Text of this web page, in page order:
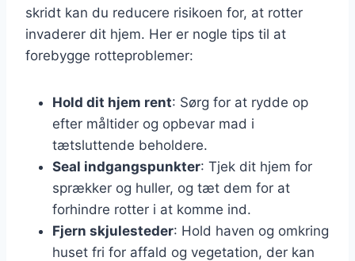
skridt kan du reducere risikoen for, at rotter
invaderer dit hjem. Her er nogle tips til at
forebygge rotteproblemer:
Hold dit hjem rent: Sørg for at rydde op
efter måltider og opbevar mad i
tætsluttende beholdere.
Seal indgangspunkter: Tjek dit hjem for
sprækker og huller, og tæt dem for at
forhindre rotter i at komme ind.
Fjern skjulesteder: Hold haven og omkring
huset fri for affald og vegetation, der kan